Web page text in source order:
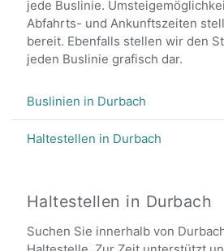
jede Buslinie.
Abfahrts- und Ankunftszeiten
bereit. Ebenfalls stellen wir den
jeden Buslinie grafisch dar.
Buslinien in Durbach
Haltestellen in Durbach
Haltestellen in Durbach
Suchen Sie innerhalb von